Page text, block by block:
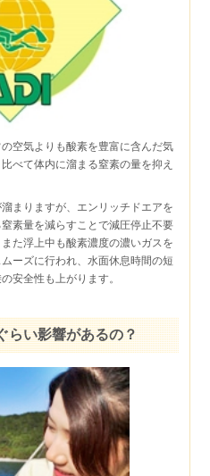
空気よりも酸素を豊富に含んだ気
べて体内に溜まる窒素の量を抑え
まりますが、エンリッチドエアを
素量を減らすことで減圧停止不要
た浮上中も酸素濃度の濃いガスを
ーズに行われ、水面休息時間の短
安全性も上がります。
らい影響があるの？